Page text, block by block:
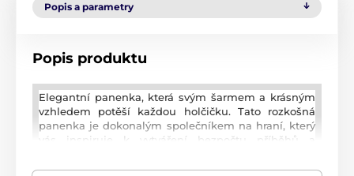
Popis a parametry
Popis produktu
Elegantní panenka, která svým šarmem a krásným
vzhledem potěší každou holčičku. Tato rozkošná
panenka je dokonalým společníkem na hraní, který
vás inspiruje k vytváření bezpočtu příběhů a
se dají různě upravovat a sada obsahuje kartáč na